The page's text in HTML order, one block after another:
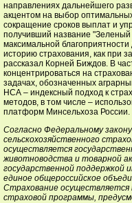
направлениях дальнейшего
акцентом на выбор
сокращение сроков выплат и
получивший название
максимальной
историю страхования, как при
рассказал Корней Биждов. В
концентрироваться на
задачах, обозначенных
НСА – индексный подход к
методов, в том числе –
платформ Минсельхоза России.
Согласно Федеральному
сельскохозяйственного
осуществляется
животноводства и товарной
государственной поддержкой
единое общероссийское
Страхование осуществляется
страховой программы,